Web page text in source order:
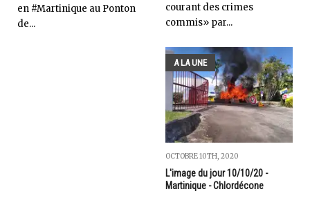
en #Martinique au Ponton
de...
courant des crimes
commis» par...
A LA UNE
OCTOBRE 10TH, 2020
L'image du jour 10/10/20 -
Martinique - Chlordécone